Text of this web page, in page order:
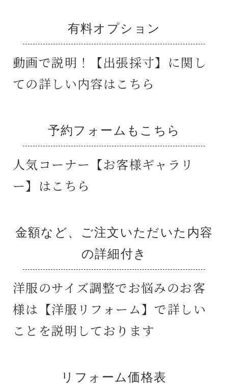
有料オプション
動画で説明！【出張採寸】に関し
ての詳しい内容はこちら
予約フォームもこちら
人気コーナー【お客様ギャラリ
ー】はこちら
金額など、ご注文いただいた内容
の詳細付き
洋服のサイズ調整でお悩みのお客
様は【洋服リフォーム】で詳しい
ことを説明しております
リフォーム価格表